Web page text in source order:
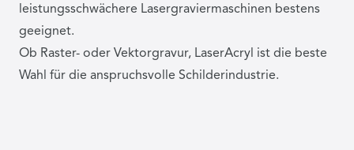
leistungsschwächere Lasergraviermaschinen bestens
geeignet.
Ob Raster- oder Vektorgravur, LaserAcryl ist die beste
Wahl für die anspruchsvolle Schilderindustrie.